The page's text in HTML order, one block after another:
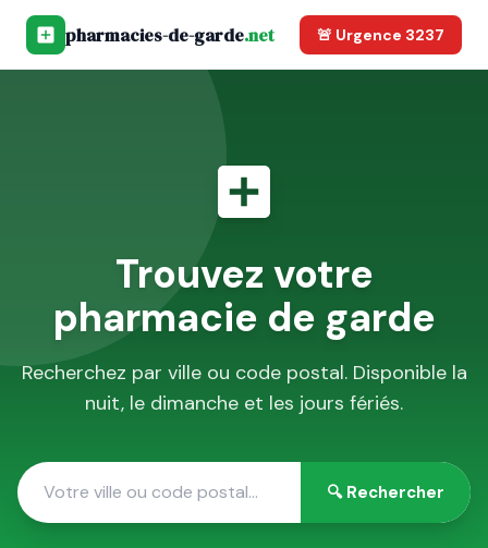
pharmacies-de-garde.net 🚨 Urgence 3237
Trouvez votre
pharmacie de garde
Recherchez par ville ou code postal. Disponible la
nuit, le dimanche et les jours fériés.
🔍Rechercher